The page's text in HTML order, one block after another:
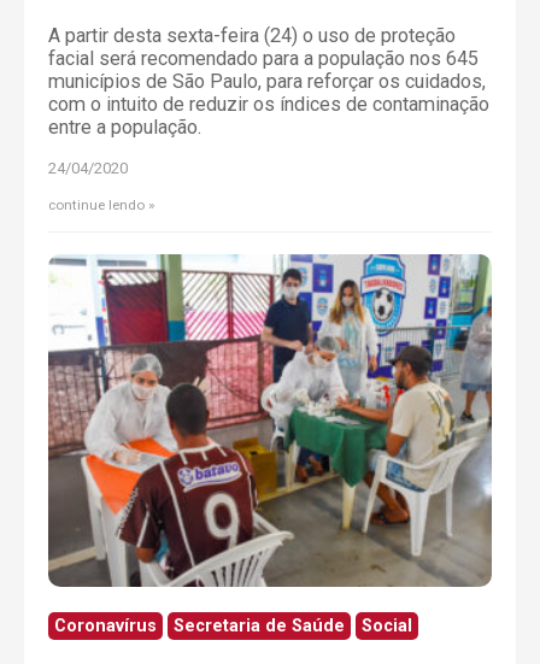
A partir desta sexta-feira (24) o uso de proteção
facial será recomendado para a população nos 645
municípios de São Paulo, para reforçar os cuidados,
com o intuito de reduzir os índices de contaminação
entre a população.
24/04/2020
continue lendo
Coronavírus Secretaria de Saúde Social